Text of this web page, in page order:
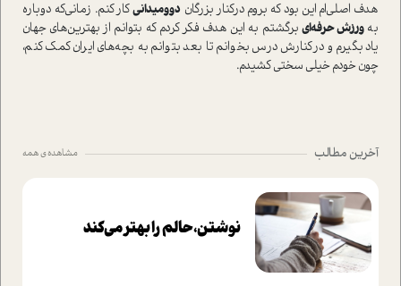
هدف اصلی‌ام این بود که بروم در‌کنار بزرگان دو‌و‌میدانیکار کنم. زمانی‌که دوباره
بهورزش حرفه‌ای برگشتم به این هدف فکر کردم که بتوانم از بهترین‌های جهان
یاد بگیرم و در‌کنارش درس بخوانم تا بعد بتوانم به بچه‌های ایران کمک کنم،
چون خودم خیلی سختی کشیدم.
آخرین مطالب مشاهده ی همه
نوشتن، حالم را بهتر می‌کند